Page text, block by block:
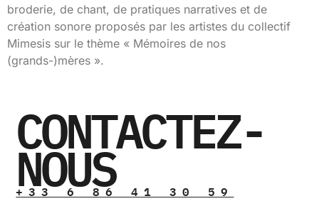
broderie, de chant, de pratiques narratives et de
création sonore proposés par les artistes du collectif
Mimesis sur le thème « Mémoires de nos
(grands-)mères ».
CONTACTEZ-
NOUS
+33 6 86 41 30 59